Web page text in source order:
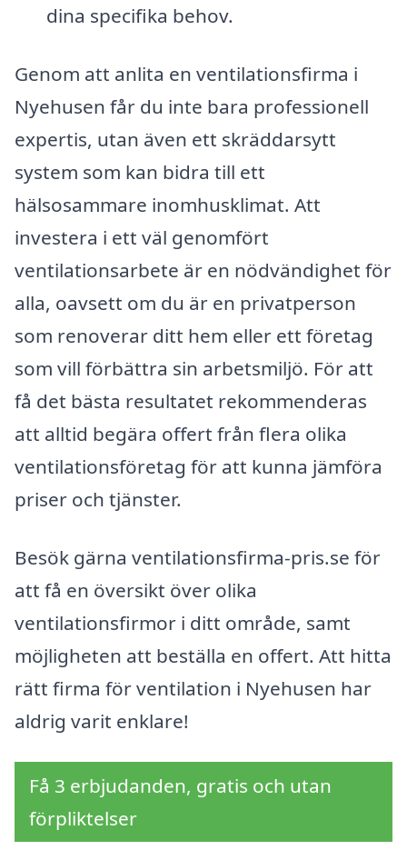
dina specifika behov.
Genom att anlita en ventilationsfirma i
Nyehusen får du inte bara professionell
expertis, utan även ett skräddarsytt
system som kan bidra till ett
hälsosammare inomhusklimat. Att
investera i ett väl genomfört
ventilationsarbete är en nödvändighet för
alla, oavsett om du är en privatperson
som renoverar ditt hem eller ett företag
som vill förbättra sin arbetsmiljö. För att
få det bästa resultatet rekommenderas
att alltid begära offert från flera olika
ventilationsföretag för att kunna jämföra
priser och tjänster.
Besök gärna ventilationsfirma-pris.se för
att få en översikt över olika
ventilationsfirmor i ditt område, samt
möjligheten att beställa en offert. Att hitta
rätt firma för ventilation i Nyehusen har
aldrig varit enklare!
Få 3 erbjudanden, gratis och utan
förpliktelser